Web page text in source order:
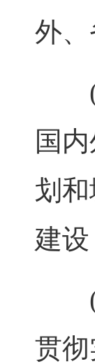
外
(五
国
划
建
(六
贯